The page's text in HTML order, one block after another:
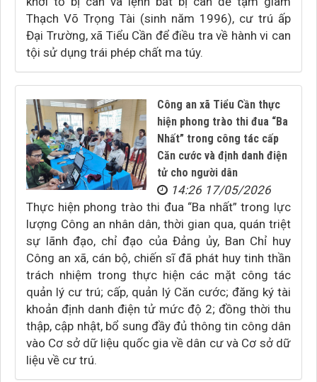
Thạch Võ Trọng Tài (sinh năm 1996), cư trú ấp
Đại Trường, xã Tiểu Cần để điều tra về hành vi can
tội sử dụng trái phép chất ma túy.
Công an xã Tiểu Cần thực
hiện phong trào thi đua “Ba
Nhất” trong công tác cấp
Căn cước và định danh điện
tử cho người dân
14:26 17/05/2026
Thực hiện phong trào thi đua “Ba nhất” trong lực
lượng Công an nhân dân, thời gian qua, quán triệt
sự lãnh đạo, chỉ đạo của Đảng ủy, Ban Chỉ huy
Công an xã, cán bộ, chiến sĩ đã phát huy tinh thần
trách nhiệm trong thực hiện các mặt công tác
quản lý cư trú; cấp, quản lý Căn cước; đăng ký tài
khoản định danh điện tử mức độ 2; đồng thời thu
thập, cập nhật, bổ sung đầy đủ thông tin công dân
vào Cơ sở dữ liệu quốc gia về dân cư và Cơ sở dữ
liệu về cư trú.